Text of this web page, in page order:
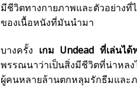
มีชีวิตทางกายภาพและตัวอย่าง
ของเนื้อหนังที่มันนำมา
บางครั้ง เกม Undead ที่เล่นได้
พรรณนาว่าเป็นสิ่งมีชีวิตที่น่าหล
ผู้คนหลายล้านตกหลุมรักธีมและ